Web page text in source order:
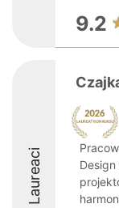
9.2
Laureaci